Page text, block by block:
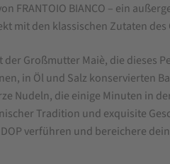
FRANTOIO BIANCO – ein
mit den klassischen Zutaten
Großmutter Maiè, die dieses
in Öl und Salz konservierten
Nudeln, die einige Minuten in
Tradition und exquisite
verführen und bereichere